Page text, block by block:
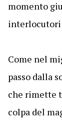
momento
interlocutori
Come nel
passo dalla
che rimette
colpa del